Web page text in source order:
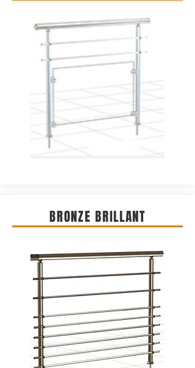
BRONZE BRILLANT